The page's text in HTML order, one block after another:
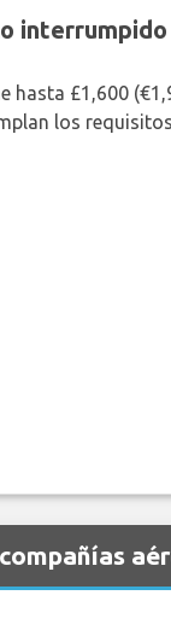
hasta £1,600
los